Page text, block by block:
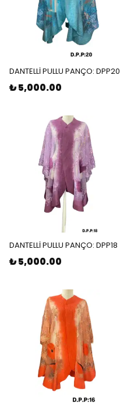
DANTELLİ PULLU PANÇO: DPP20
₺ 5,000.00
DANTELLİ PULLU PANÇO: DPP18
₺ 5,000.00